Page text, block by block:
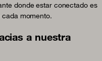
donde estar conectado es
momento.
a nuestra